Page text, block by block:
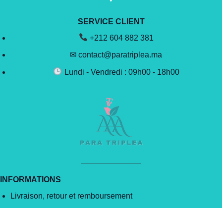
SERVICE CLIENT
+212 604 882 381
✉ contact@paratriplea.ma
Lundi - Vendredi : 09h00 - 18h00
INFORMATIONS
Livraison, retour et remboursement